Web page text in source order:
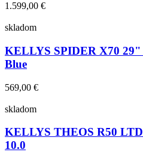
1.599,00 €
skladom
KELLYS SPIDER X70 29"
Blue
569,00 €
skladom
KELLYS THEOS R50
10.0